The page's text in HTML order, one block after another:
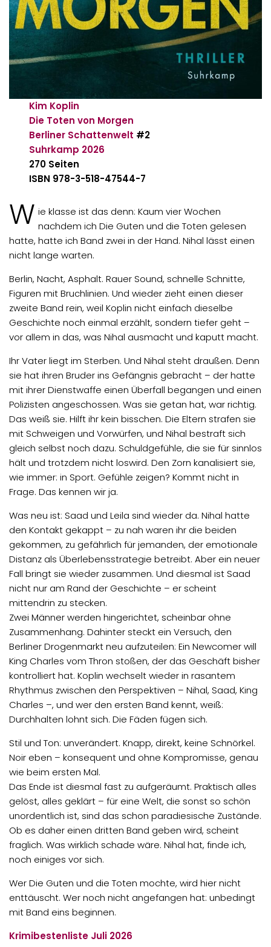
Kim Koplin
Die Toten von Morgen
Berliner Schattenwelt #2
Suhrkamp 2026
270 Seiten
ISBN 978-3-518-47544-7
W ie klasse ist das denn: Kaum vier Wochen
nachdem ich Die Guten und die Toten gelesen
hatte, hatte ich Band zwei in der Hand. Nihal lässt einen
nicht lange warten.
Berlin, Nacht, Asphalt. Rauer Sound, schnelle Schnitte,
Figuren mit Bruchlinien. Und wieder zieht einen dieser
zweite Band rein, weil Koplin nicht einfach dieselbe
Geschichte noch einmal erzählt, sondern tiefer geht –
vor allem in das, was Nihal ausmacht und kaputt macht.
Ihr Vater liegt im Sterben. Und Nihal steht draußen. Denn
sie hat ihren Bruder ins Gefängnis gebracht – der hatte
mit ihrer Dienstwaffe einen Überfall begangen und einen
Polizisten angeschossen. Was sie getan hat, war richtig.
Das weiß sie. Hilft ihr kein bisschen. Die Eltern strafen sie
mit Schweigen und Vorwürfen, und Nihal bestraft sich
gleich selbst noch dazu. Schuldgefühle, die sie für sinnlos
hält und trotzdem nicht loswird. Den Zorn kanalisiert sie,
wie immer: in Sport. Gefühle zeigen? Kommt nicht in
Frage. Das kennen wir ja.
Was neu ist: Saad und Leila sind wieder da. Nihal hatte
den Kontakt gekappt – zu nah waren ihr die beiden
gekommen, zu gefährlich für jemanden, der emotionale
Distanz als Überlebensstrategie betreibt. Aber ein neuer
Fall bringt sie wieder zusammen. Und diesmal ist Saad
nicht nur am Rand der Geschichte – er scheint
mittendrin zu stecken.
Zwei Männer werden hingerichtet, scheinbar ohne
Zusammenhang. Dahinter steckt ein Versuch, den
Berliner Drogenmarkt neu aufzuteilen: Ein Newcomer will
King Charles vom Thron stoßen, der das Geschäft bisher
kontrolliert hat. Koplin wechselt wieder in rasantem
Rhythmus zwischen den Perspektiven – Nihal, Saad, King
Charles –, und wer den ersten Band kennt, weiß:
Durchhalten lohnt sich. Die Fäden fügen sich.
Stil und Ton: unverändert. Knapp, direkt, keine Schnörkel.
Noir eben – konsequent und ohne Kompromisse, genau
wie beim ersten Mal.
Das Ende ist diesmal fast zu aufgeräumt. Praktisch alles
gelöst, alles geklärt – für eine Welt, die sonst so schön
unordentlich ist, sind das schon paradiesische Zustände.
Ob es daher einen dritten Band geben wird, scheint
fraglich. Was wirklich schade wäre. Nihal hat, finde ich,
noch einiges vor sich.
Wer Die Guten und die Toten mochte, wird hier nicht
enttäuscht. Wer noch nicht angefangen hat: unbedingt
mit Band eins beginnen.
Krimibestenliste Juli 2026